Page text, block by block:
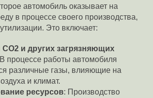
автомобиль оказывает на
в процессе своего производства,
Это включает:
и других загрязняющих
процессе работы автомобиля
различные газы, влияющие на
и климат.
ресурсов: Производство